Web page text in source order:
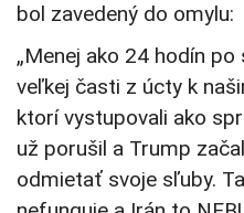
bol zavedený do omylu:
„Menej ako 24 hodín
veľkej časti z úcty k
ktorí vystupovali ako
už porušil a Trump
odmietať svoje sľuby.